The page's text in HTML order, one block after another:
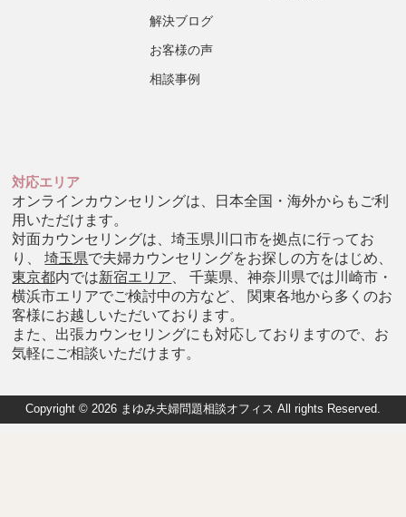
解決ブログ
お客様の声
相談事例
対応エリア
オンラインカウンセリングは、日本全国・海外からもご利
用いただけます。
対面カウンセリングは、埼玉県川口市を拠点に行ってお
り、埼玉県で夫婦カウンセリングをお探しの方をはじめ、
東京都内では新宿エリア 、 千葉県、神奈川県では川崎市・
横浜市エリアでご検討中の方など、 関東各地から多くのお
客様にお越しいただいております。
また、出張カウンセリングにも対応しておりますので、お
気軽にご相談いただけます。
Copyright © 2026 まゆみ夫婦問題相談オフィス All rights Reserved.